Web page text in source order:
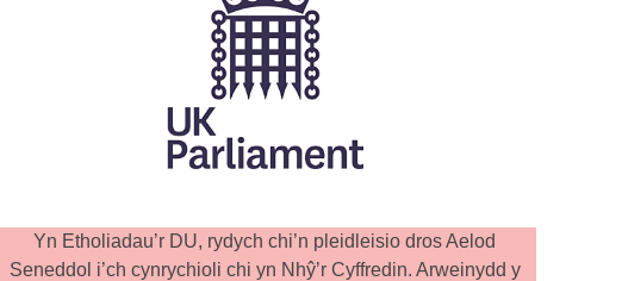
Yn Etholiadau’r DU, rydych chi’n pleidleisio dros Aelod
Seneddol i’ch cynrychioli chi yn Nhŷ’r Cyffredin. Arweinydd y